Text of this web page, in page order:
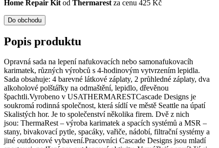
Home Repair Kit od Thermarest za cenu 425 Kč
Do obchodu
Popis produktu
Opravná sada na lepení nafukovacích nebo samonafukovacíh
karimatek, různých výrobců s 4-hodinovým vytvrzením lepidla.
Sada obsahuje: 4 barevné látkové záplaty, 2 průhledné záplaty, dva
alkoholové polštářky na odmaštění, lepidlo, dřevěnou
špachtli.Vyrobeno v USATHERMARESTCascade Designs je
soukromá rodinná společnost, která sídlí ve městě Seattle na úpatí
Skalistých hor. Je to společenství několika firem. Dvě z nich
jsou: ThermaRest – výroba karimatek a spacích systémů a MSR –
stany, bivakovací pytle, spacáky, vařiče, nádobí, filtrační systémy a
jiné outdoorové vybavení.Pracovníci Cascade Designs jsou mladí